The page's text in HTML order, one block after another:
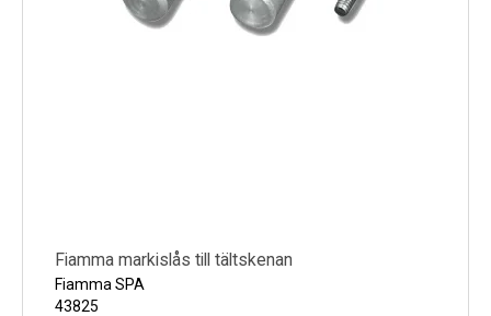
Fiamma markislås till tältskenan
Fiamma SPA
43825